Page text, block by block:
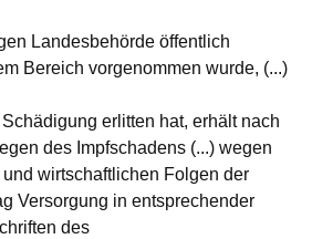
Landesbehörde öffentlich
Bereich vorgenommen wurde, (...)
erlitten hat, erhält nach
des Impfschadens (...) wegen
wirtschaftlichen Folgen der
Versorgung in entsprechender
des